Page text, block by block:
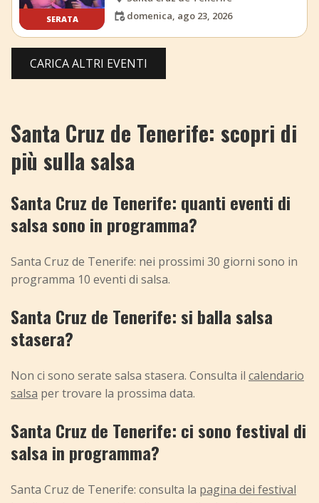
SERATA
domenica, ago 23, 2026
CARICA ALTRI EVENTI
Santa Cruz de Tenerife: scopri di
più sulla salsa
Santa Cruz de Tenerife: quanti eventi di
salsa sono in programma?
Santa Cruz de Tenerife: nei prossimi 30 giorni sono in
programma 10 eventi di salsa.
Santa Cruz de Tenerife: si balla salsa
stasera?
Non ci sono serate salsa stasera. Consulta il calendario
salsa per trovare la prossima data.
Santa Cruz de Tenerife: ci sono festival di
salsa in programma?
Santa Cruz de Tenerife: consulta la pagina dei festival